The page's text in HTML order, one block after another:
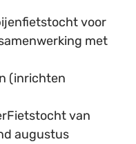
voor
met
(inrichten
van
augustus